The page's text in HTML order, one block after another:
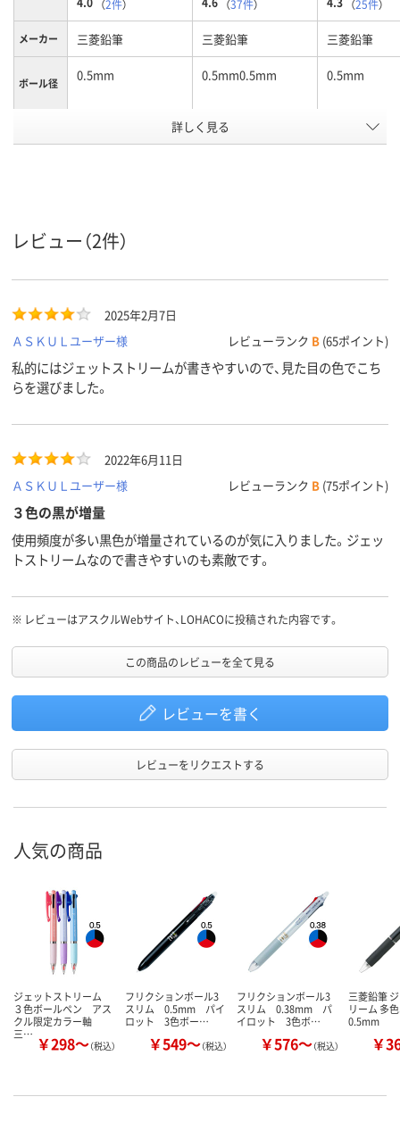
（2件） （37件） （25件）
メーカー 三菱鉛筆 三菱鉛筆 三菱鉛筆
ボール径 0.5mm 0.5mm0.5mm 0.5mm
3色3色3色
黒・赤・青
カラーグ
ループ
グレー系、ベージュ
系
商品環境
スコア
85
詳しく見る
レビュー（2件）
2025年2月7日
ＡＳＫＵＬユーザー様
レビューランク B (65ポイント)
私的にはジェットストリームが書きやすいので、見た目の色でこち
らを選びました。
2022年6月11日
ＡＳＫＵＬユーザー様
レビューランク B (75ポイント)
３色の黒が増量
使用頻度が多い黒色が増量されているのが気に入りました。ジェッ
トストリームなので書きやすいのも素敵です。
※ レビューはアスクルWebサイト、LOHACOに投稿された内容です。
この商品のレビューを全て見る
レビューを書く
レビューをリクエストする
人気の商品
ジェットストリーム
３色ボールペン アス
クル限定カラー軸
三… ￥298～（税込）
フリクションボール3
スリム 0.5mm パイ
ロット 3色ボー…
￥549～（税込）
フリクションボール3
スリム 0.38mm パ
イロット 3色ボ…
￥576～（税込）
三菱鉛筆
リーム 多
0.5mm
￥